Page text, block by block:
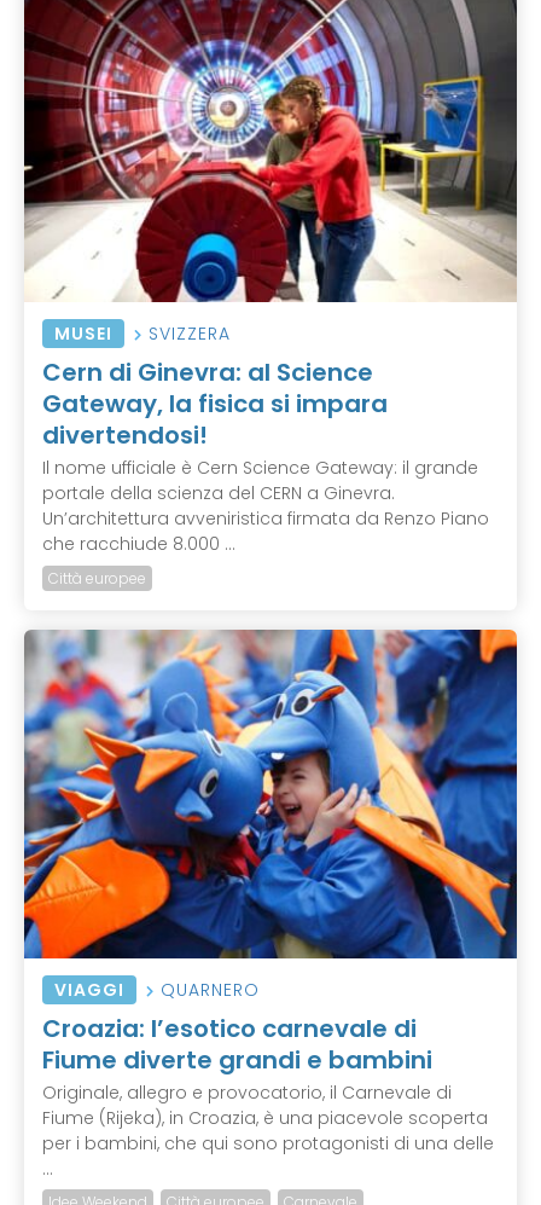
MUSEI SVIZZERA
Cern di Ginevra: al Science
Gateway, la fisica si impara
divertendosi!
Il nome ufficiale è Cern Science Gateway: il grande
portale della scienza del CERN a Ginevra.
Un’architettura avveniristica firmata da Renzo Piano
che racchiude 8.000 ...
Città europee
VIAGGI QUARNERO
Croazia: l’esotico carnevale di
Fiume diverte grandi e bambini
Originale, allegro e provocatorio, il Carnevale di
Fiume (Rijeka), in Croazia, è una piacevole scoperta
per i bambini, che qui sono protagonisti di una delle
...